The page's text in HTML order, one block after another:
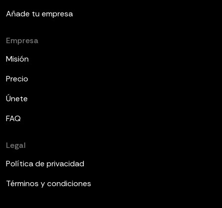
Añade tu empresa
Empresa
Misión
Precio
Únete
FAQ
Legal
Política de privacidad
Términos y condiciones